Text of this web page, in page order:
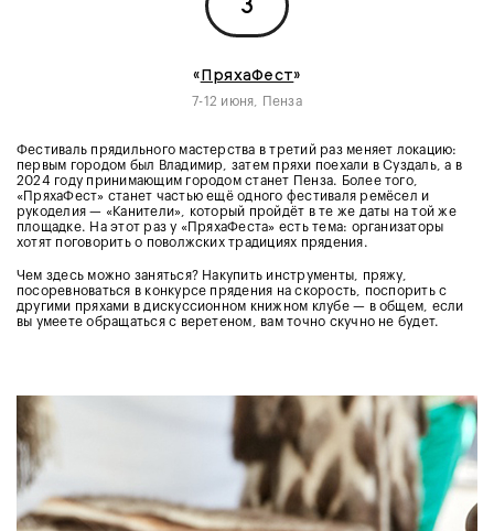
«ПряхаФест»
7-12 июня, Пенза
Фестиваль прядильного мастерства в третий раз меняет локацию:
первым городом был Владимир, затем пряхи поехали в Суздаль, а в
2024 году принимающим городом станет Пенза. Более того,
«ПряхаФест» станет частью ещё одного фестиваля ремёсел и
рукоделия — «Канители», который пройдёт в те же даты на той же
площадке. На этот раз у «ПряхаФеста» есть тема: организаторы
хотят поговорить о поволжских традициях прядения.
Чем здесь можно заняться? Накупить инструменты, пряжу,
посоревноваться в конкурсе прядения на скорость, поспорить с
другими пряхами в дискуссионном книжном клубе — в общем, если
вы умеете обращаться с веретеном, вам точно скучно не будет.